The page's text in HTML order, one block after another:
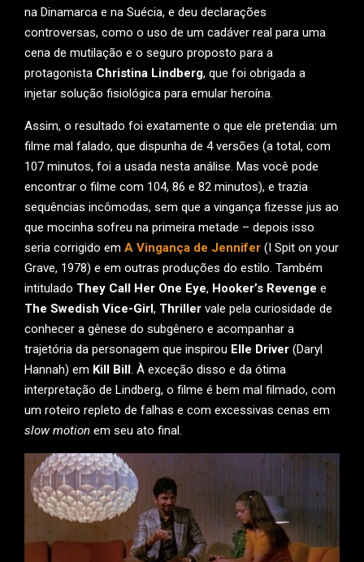
na Dinamarca e na Suécia, e deu declarações
controversas, como o uso de um cadáver real para uma
cena de mutilação e o seguro proposto para a
protagonista Christina Lindberg, que foi obrigada a
injetar solução fisiológica para emular heroína.
Assim, o resultado foi exatamente o que ele pretendia: um
filme mal falado, que dispunha de 4 versões (a total, com
107 minutos, foi a usada nesta análise. Mas você pode
encontrar o filme com 104, 86 e 82 minutos), e trazia
sequências incômodas, sem que a vingança fizesse jus ao
que mocinha sofreu na primeira metade – depois isso
seria corrigido em A Vingança de Jennifer (I Spit on your
Grave, 1978) e em outras produções do estilo. Também
intitulado They Call Her One Eye, Hooker’s Revenge e
The Swedish Vice-Girl, Thriller vale pela curiosidade de
conhecer a gênese do subgênero e acompanhar a
trajetória da personagem que inspirou Elle Driver (Daryl
Hannah) em Kill Bill. À exceção disso e da ótima
interpretação de Lindberg, o filme é bem mal filmado, com
um roteiro repleto de falhas e com excessivas cenas em
slow motion em seu ato final.